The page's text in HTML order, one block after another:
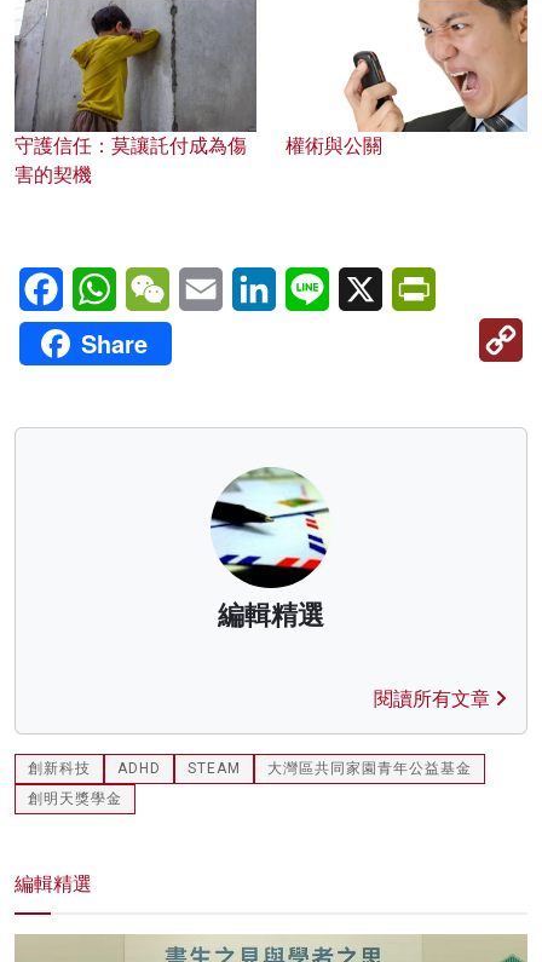
守護信任：莫讓託付成為傷
害的契機
權術與公關
FacebookWhatsAppWeChatEmail LinkedInLine X
Share
編輯精選
閱讀所有文章
創新科技 ADHD STEAM
大灣區共同家園青年公益基金
創明天獎學金
編輯精選